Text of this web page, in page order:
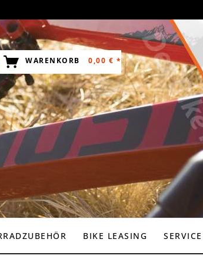
WARENKORB 0,00 € *
BIKE LEASING SERVICE